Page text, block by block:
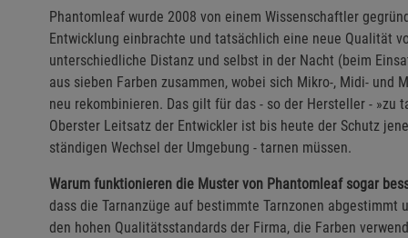
Phantomleaf wurde 2008 von einem Wissenschaftler
Entwicklung einbrachte und tatsächlich eine neue Qualität
unterschiedliche Distanz und selbst in der Nacht (beim
aus sieben Farben zusammen, wobei sich Mikro-, Midi-
neu rekombinieren. Das gilt für das - so der Hersteller - »zu
Oberster Leitsatz der Entwickler ist bis heute der Schutz
ständigen Wechsel der Umgebung - tarnen müssen.
Warum funktionieren die Muster von Phantomleaf sogar
dass die Tarnanzüge auf bestimmte Tarnzonen
den hohen Qualitätsstandards der Firma, die Farben